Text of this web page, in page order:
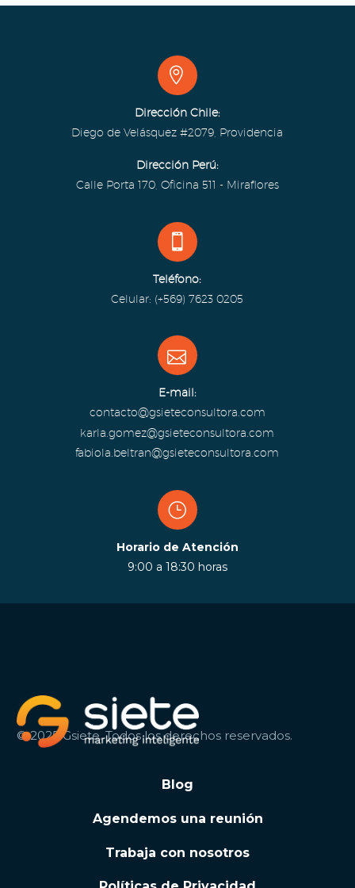


Dirección Chile:
Diego de Velásquez #2079, Providencia
Dirección Perú:
Calle Porta 170, Oficina 511 - Miraflores


Teléfono:
Celular: (+569) 7623 0205


E-mail:
contacto@gsieteconsultora.com
karla.gomez@gsieteconsultora.com
fabiola.beltran@gsieteconsultora.com
}
}
Horario de Atención
9:00 a 18:30 horas
© 2025 Gsiete. Todos los derechos reservados.
Blog
Agendemos una reunión
Trabaja con nosotros